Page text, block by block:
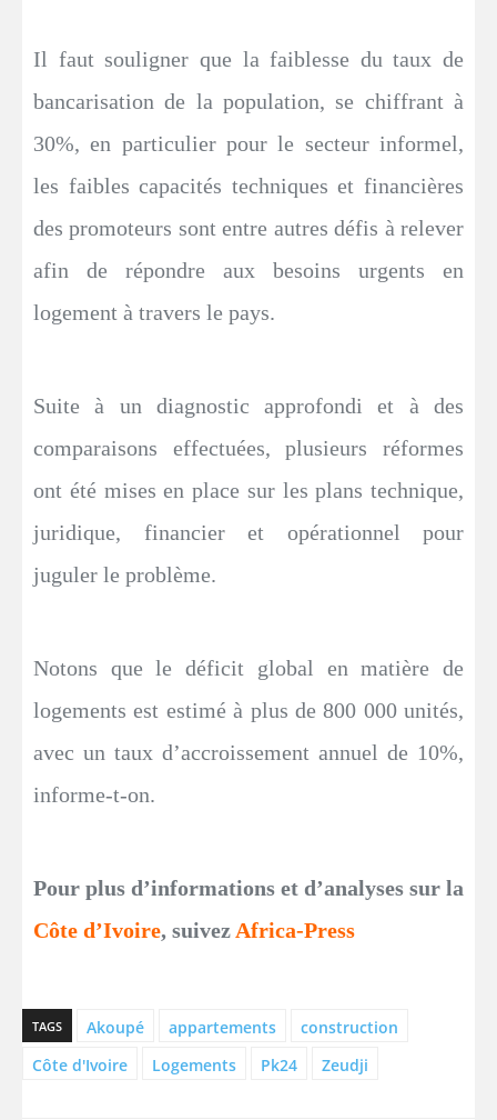
Il faut souligner que la faiblesse du taux de
bancarisation de la population, se chiffrant à
30%, en particulier pour le secteur informel,
les faibles capacités techniques et financières
des promoteurs sont entre autres défis à relever
afin de répondre aux besoins urgents en
logement à travers le pays.
Suite à un diagnostic approfondi et à des
comparaisons effectuées, plusieurs réformes
ont été mises en place sur les plans technique,
juridique, financier et opérationnel pour
juguler le problème.
Notons que le déficit global en matière de
logements est estimé à plus de 800 000 unités,
avec un taux d’accroissement annuel de 10%,
informe-t-on.
Pour plus d’informations et d’analyses sur la
Côte d’Ivoire, suivez Africa-Press
TAGS Akoupé appartements
construction
Côte d'Ivoire
Logements Pk24 Zeudji